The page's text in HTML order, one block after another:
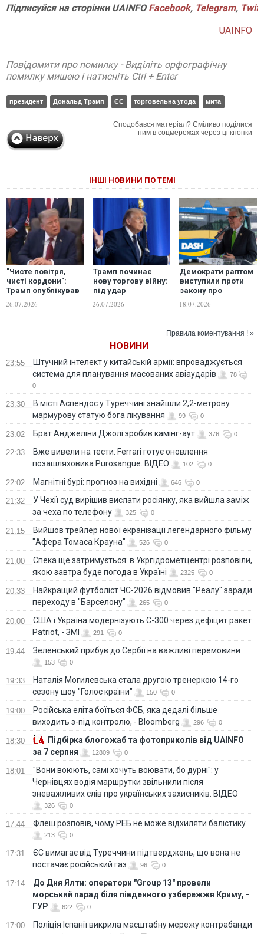
ПідписуйсянасторінкиUAINFO Facebook, Telegram,
UAINFO
Повідомити про помилку - Виділіть орфографічну
помилку мишею і натисніть Ctrl + Enter
президент Дональд Трамп ЄС торговельна угода мита
Сподобався матеріал? Сміливо поділися
ним в соцмережах через ці кнопки
ІНШІ НОВИНИ ПО ТЕМІ
"Чисте повітря,
чисті кордони":
Трамп опублікував
про фільтр на
26.07.2026
Трамп починає
нову торгову війну:
під удар
найближчі
26.07.2026
Демократи раптом
виступили проти
закону про
для Росії
18.07.2026
Правила коментування ! »
НОВИНИ
23:55
Штучний інтелект у китайській армії: впроваджується
система для планування масованих авіаударів
78
0
23:30
В місті Аспендос у Туреччині знайшли 2,2-метрову
мармурову статую бога лікування
99 0
23:02 Брат Анджеліни Джолі зробив камінг-аут 376 0
22:33
Вже вивели на тести: Ferrari готує оновлення
позашляховика Purosangue. ВІДЕО
102 0
22:02 Магнітні бурі: прогноз на вихідні 646 0
21:32
У Чехії суд вирішив вислати росіянку, яка вийшла заміж
за чеха по телефону
325 0
21:15
Вийшов трейлер нової екранізації легендарного фільму
"Афера Томаса Крауна"
526 0
21:00
Спека ще затримується: в Укргідрометцентрі розповіли,
якою завтра буде погода в Україні
2325 0
20:33
Найкращий футболіст ЧС-2026 відмовив "Реалу" заради
переходу в "Барселону"
265 0
20:00
США і Україна модернізують С-300 через дефіцит ракет
Patriot, - ЗМІ
291 0
19:44 Зеленський прибув до Сербії на важливі перемовини
153 0
19:33
Наталія Могилевська стала другою тренеркою 14-го
сезону шоу "Голос країни"
150 0
19:00
Російська еліта боїться ФСБ, яка дедалі більше
виходить з-під контролю, - Bloomberg
296 0
18:30
Підбірка блогожаб та фотоприколів від UAINFO
за 7 серпня
12809 0
18:01
"Вони воюють, самі хочуть воювати, бо дурні": у
Чернівцях водія маршрутки звільнили після
зневажливих слів про українських захисників. ВІДЕО
326 0
17:44 Флеш розповів, чому РЕБ не може відхиляти балістику
213 0
17:31
ЄС вимагає від Туреччини підтверджень, що вона не
постачає російський газ
96 0
17:14
До Дня Ялти: оператори "Group 13" провели
морський парад біля південного узбережжя Криму, -
ГУР
622 0
17:00
Поліція Іспанії викрила масштабну мережу контрабанди